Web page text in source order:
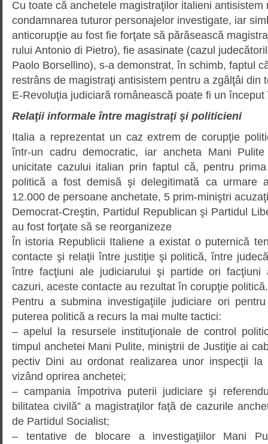
Cu toate că anchetele magistraţilor italieni antisistem
condamnarea tuturor perso­na­jelor investigate, iar
anticorupţie au fost fie forţate să pără­sească
rului Antonio di Pietro), fie asasinate (cazul
Paolo Borsellino), s-a demonstrat, în schimb, faptul
restrâns de magistraţi antisistem pentru a zgâlţâi din
E-Revoluţia judiciară româ­nească poate fi un
Relaţii informale între magistraţi şi politicieni
Italia a reprezentat un caz extrem de corupţie
într-un cadru democratic, iar ancheta Mani
unicitate cazului italian prin faptul că, pentru
politică a fost demisă şi delegitimată ca urmare
12.000 de persoane anchetate, 5 prim-miniştri
Democrat-Creştin, Partidul Republican şi Partidul
au fost forţate să se reorganizeze
În istoria Republicii Italiene a exis­tat o puternică
contacte şi relaţii între justiţie şi politică, între
între facţiuni ale judiciarului şi partide ori facţiuni
cazuri, aceste contacte au rezultat în corupţie politică.
Pentru a submina investigaţiile judi­ciare ori
puterea politică a recurs la mai multe tactici:
– apelul la resursele instituţionale de control
timpul anchetei Mani Pulite, miniştrii de Justiţie ai
pectiv Dini au ordonat realizarea unor inspecţii la
vizând oprirea anchetei;
– campania împotriva puterii judi­ciare şi
bilitatea civilă” a magistraţilor faţă de cazurile
de Partidul Socialist;
– tentative de blocare a inves­ti­gaţiilor Mani